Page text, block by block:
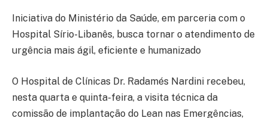
Iniciativa do Ministério da Saúde, em parceria com o
Hospital Sírio-Libanês, busca tornar o atendimento de
urgência mais ágil, eficiente e humanizado
O Hospital de Clínicas Dr. Radamés Nardini recebeu,
nesta quarta e quinta-feira, a visita técnica da
comissão de implantação do Lean nas Emergências,